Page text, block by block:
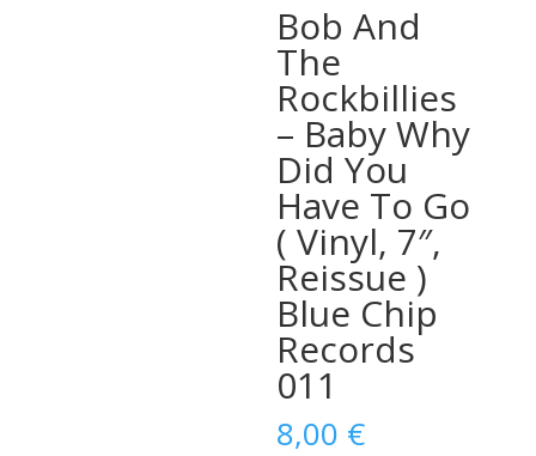
Bob And
The
Rockbillies
– Baby Why
Did You
Have To Go
( Vinyl, 7″,
Reissue )
Blue Chip
Records
011
8,00 €